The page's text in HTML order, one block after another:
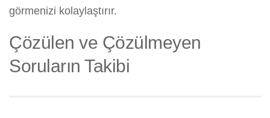
görmenizi kolaylaştırır.
Çözülen ve Çözülmeyen
Soruların Takibi